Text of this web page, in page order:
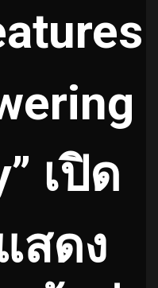
เปิด
สดง